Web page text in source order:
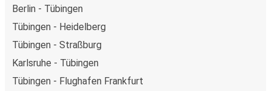
Berlin - Tübingen
Tübingen - Heidelberg
Tübingen - Straßburg
Karlsruhe - Tübingen
Tübingen - Flughafen Frankfurt